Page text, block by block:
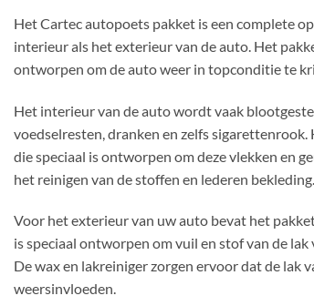
Het Cartec autopoets pakket is een complete
interieur als het exterieur van de auto. Het
ontworpen om de auto weer in topconditie te
Het interieur van de auto wordt vaak
voedselresten, dranken en zelfs
die speciaal is ontworpen om deze vlekken en
het reinigen van de stoffen en lederen bekleding.
Voor het exterieur van uw auto bevat het
is speciaal ontworpen om vuil en stof van de
De wax en lakreiniger zorgen ervoor dat de lak
weersinvloeden.